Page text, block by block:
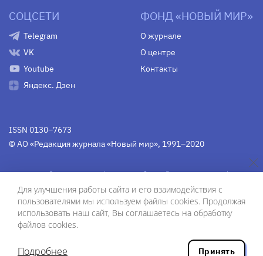
СОЦСЕТИ
Telegram
VK
Youtube
Яндекс. Дзен
ФОНД «НОВЫЙ МИР»
О журнале
О центре
Контакты
ISSN 0130–7673
© АО «Редакция журнала «Новый мир», 1991–2020
Свидетельство Федеральной службы по надзору в сфере
связи, информационных технологий и массовых
коммуникаций средства массовой информации
(Роскомнадзор)ПИ № Фс 77-75754 от 13 июня 2019 г.
Для улучшения работы сайта и его взаимодействия с
пользователями мы используем файлы cookies. Продолжая
использовать наш сайт, Вы соглашаетесь на обработку
файлов cookies.
Подробнее Принять